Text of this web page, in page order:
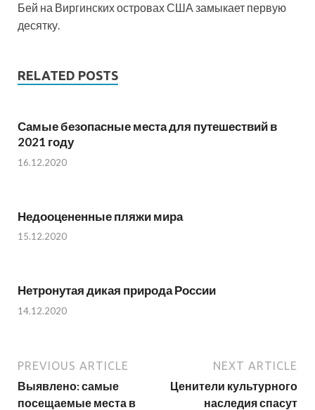
Бей на Виргинских островах США замыкает первую
десятку.
RELATED POSTS
Самые безопасные места для путешествий в
2021 году
16.12.2020
Недооцененные пляжи мира
15.12.2020
Нетронутая дикая природа России
14.12.2020
PREVIOUS ARTICLE
Выявлено: самые
посещаемые места в
NEXT ARTICLE
Ценители культурного
наследия спасут